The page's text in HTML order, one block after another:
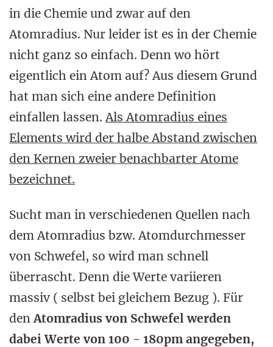
in die Chemie und zwar auf den
Atomradius. Nur leider ist es in der Chemie
nicht ganz so einfach. Denn wo hört
eigentlich ein Atom auf? Aus diesem Grund
hat man sich eine andere Definition
einfallen lassen.Als Atomradius eines
Elements wird der halbe Abstand zwischen
den Kernen zweier benachbarter Atome
bezeichnet.
Sucht man in verschiedenen Quellen nach
dem Atomradius bzw. Atomdurchmesser
von Schwefel, so wird man schnell
überrascht. Denn die Werte variieren
massiv ( selbst bei gleichem Bezug ). Für
denAtomradius von Schwefel werden
dabei Werte von 100 - 180pm angegeben,